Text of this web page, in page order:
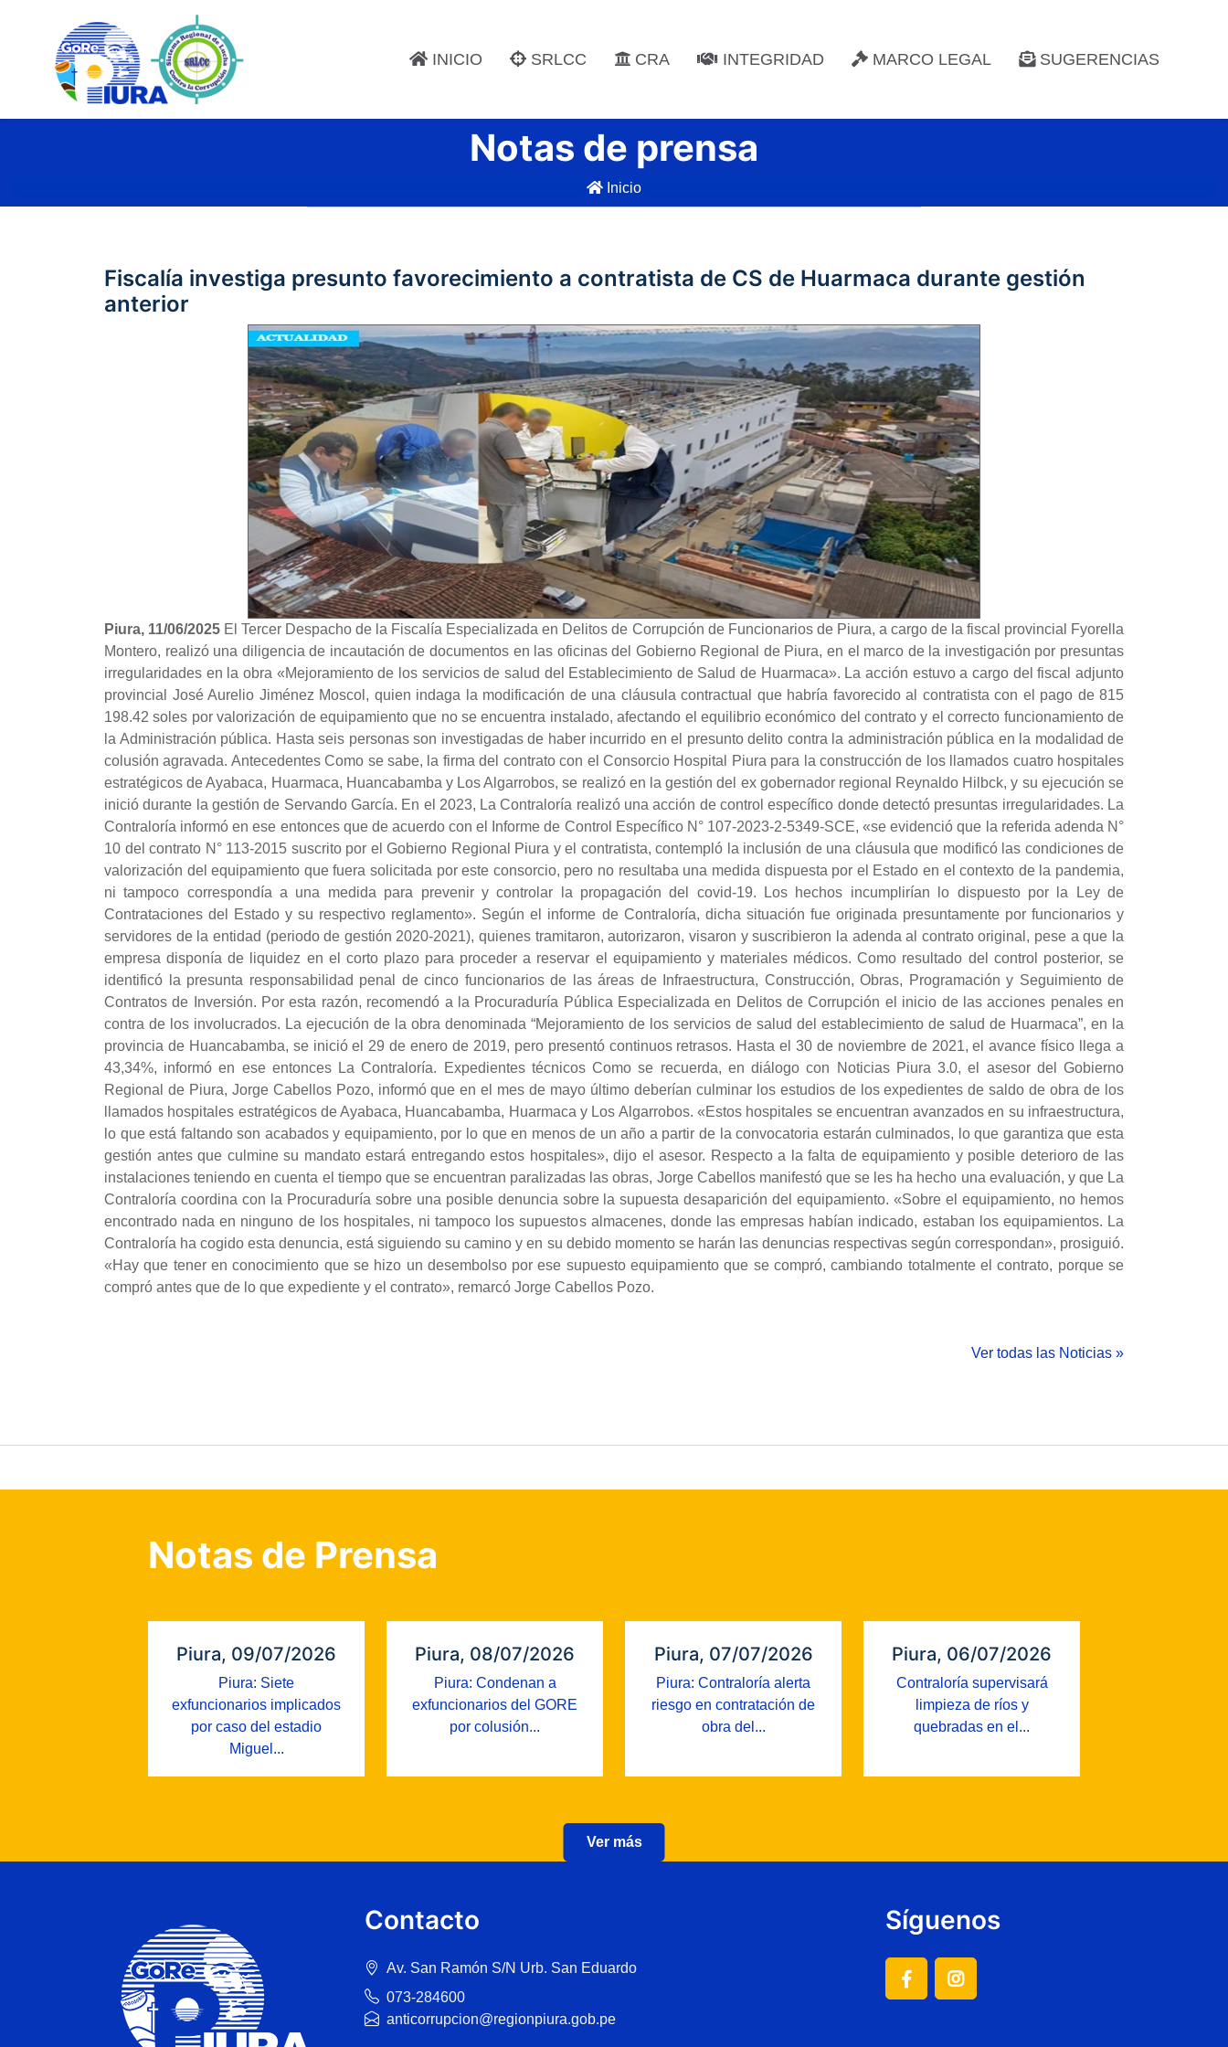
INICIO SRLCC CRA INTEGRIDAD MARCO LEGAL SUGERENCIAS
Notas de prensa
Inicio
Fiscalía investiga presunto favorecimiento a contratista de CS de Huarmaca durante gestión
anterior
Piura, 11/06/2025 El Tercer Despacho de la Fiscalía Especializada en Delitos de Corrupción de Funcionarios de Piura, a cargo de la fiscal provincial Fyorella
Montero, realizó una diligencia de incautación de documentos en las oficinas del Gobierno Regional de Piura, en el marco de la investigación por presuntas
irregularidades en la obra «Mejoramiento de los servicios de salud del Establecimiento de Salud de Huarmaca». La acción estuvo a cargo del fiscal adjunto
provincial José Aurelio Jiménez Moscol, quien indaga la modificación de una cláusula contractual que habría favorecido al contratista con el pago de 815
198.42 soles por valorización de equipamiento que no se encuentra instalado, afectando el equilibrio económico del contrato y el correcto funcionamiento de
la Administración pública. Hasta seis personas son investigadas de haber incurrido en el presunto delito contra la administración pública en la modalidad de
colusión agravada. Antecedentes Como se sabe, la firma del contrato con el Consorcio Hospital Piura para la construcción de los llamados cuatro hospitales
estratégicos de Ayabaca, Huarmaca, Huancabamba y Los Algarrobos, se realizó en la gestión del ex gobernador regional Reynaldo Hilbck, y su ejecución se
inició durante la gestión de Servando García. En el 2023, La Contraloría realizó una acción de control específico donde detectó presuntas irregularidades. La
Contraloría informó en ese entonces que de acuerdo con el Informe de Control Específico N° 107-2023-2-5349-SCE, «se evidenció que la referida adenda N°
10 del contrato N° 113-2015 suscrito por el Gobierno Regional Piura y el contratista, contempló la inclusión de una cláusula que modificó las condiciones de
valorización del equipamiento que fuera solicitada por este consorcio, pero no resultaba una medida dispuesta por el Estado en el contexto de la pandemia,
ni tampoco correspondía a una medida para prevenir y controlar la propagación del covid-19. Los hechos incumplirían lo dispuesto por la Ley de
Contrataciones del Estado y su respectivo reglamento». Según el informe de Contraloría, dicha situación fue originada presuntamente por funcionarios y
servidores de la entidad (periodo de gestión 2020-2021), quienes tramitaron, autorizaron, visaron y suscribieron la adenda al contrato original, pese a que la
empresa disponía de liquidez en el corto plazo para proceder a reservar el equipamiento y materiales médicos. Como resultado del control posterior, se
identificó la presunta responsabilidad penal de cinco funcionarios de las áreas de Infraestructura, Construcción, Obras, Programación y Seguimiento de
Contratos de Inversión. Por esta razón, recomendó a la Procuraduría Pública Especializada en Delitos de Corrupción el inicio de las acciones penales en
contra de los involucrados. La ejecución de la obra denominada “Mejoramiento de los servicios de salud del establecimiento de salud de Huarmaca”, en la
provincia de Huancabamba, se inició el 29 de enero de 2019, pero presentó continuos retrasos. Hasta el 30 de noviembre de 2021, el avance físico llega a
43,34%, informó en ese entonces La Contraloría. Expedientes técnicos Como se recuerda, en diálogo con Noticias Piura 3.0, el asesor del Gobierno
Regional de Piura, Jorge Cabellos Pozo, informó que en el mes de mayo último deberían culminar los estudios de los expedientes de saldo de obra de los
llamados hospitales estratégicos de Ayabaca, Huancabamba, Huarmaca y Los Algarrobos. «Estos hospitales se encuentran avanzados en su infraestructura,
lo que está faltando son acabados y equipamiento, por lo que en menos de un año a partir de la convocatoria estarán culminados, lo que garantiza que esta
gestión antes que culmine su mandato estará entregando estos hospitales», dijo el asesor. Respecto a la falta de equipamiento y posible deterioro de las
instalaciones teniendo en cuenta el tiempo que se encuentran paralizadas las obras, Jorge Cabellos manifestó que se les ha hecho una evaluación, y que La
Contraloría coordina con la Procuraduría sobre una posible denuncia sobre la supuesta desaparición del equipamiento. «Sobre el equipamiento, no hemos
encontrado nada en ninguno de los hospitales, ni tampoco los supuestos almacenes, donde las empresas habían indicado, estaban los equipamientos. La
Contraloría ha cogido esta denuncia, está siguiendo su camino y en su debido momento se harán las denuncias respectivas según correspondan», prosiguió.
«Hay que tener en conocimiento que se hizo un desembolso por ese supuesto equipamiento que se compró, cambiando totalmente el contrato, porque se
compró antes que de lo que expediente y el contrato», remarcó Jorge Cabellos Pozo.
Ver todas las Noticias »
Notas de Prensa
Piura, 09/07/2026
Piura: Siete
exfuncionarios implicados
por caso del estadio
Miguel...
Piura, 08/07/2026
Piura: Condenan a
exfuncionarios del GORE
por colusión...
Piura, 07/07/2026
Piura: Contraloría alerta
riesgo en contratación de
obra del...
Piura, 06/07/2026
Contraloría supervisará
limpieza de ríos y
quebradas en el...
Ver más
Contacto
Av. San Ramón S/N Urb. San Eduardo
073-284600
anticorrupcion@regionpiura.gob.pe
Síguenos